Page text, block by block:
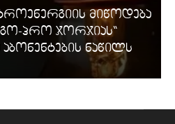
მიწოდება
პრო ჯორჯიას“
ნაწილს